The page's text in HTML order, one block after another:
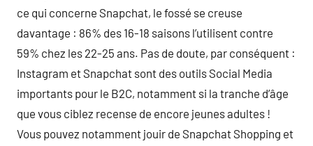
ce qui concerne Snapchat, le fossé se creuse
davantage : 86% des 16-18 saisons l’utilisent contre
59% chez les 22-25 ans. Pas de doute, par conséquent :
Instagram et Snapchat sont des outils Social Media
importants pour le B2C, notamment si la tranche d’âge
que vous ciblez recense de encore jeunes adultes !
Vous pouvez notamment jouir de Snapchat Shopping et